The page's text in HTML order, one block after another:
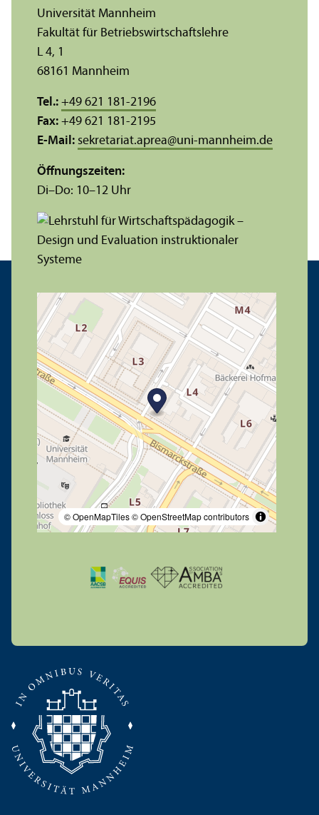
© OpenMapTiles© OpenStreetMap contributors
Universität Mannheim
Fakultät für Betriebs­wirtschafts­lehre
L 4, 1
68161 Mannheim
Tel.: +49 621 181-2196
Fax: +49 621 181-2195
E-Mail: sekretariat.aprea@uni-mannheim.de
Öffnungs­zeiten:
Di–Do: 10–12 Uhr